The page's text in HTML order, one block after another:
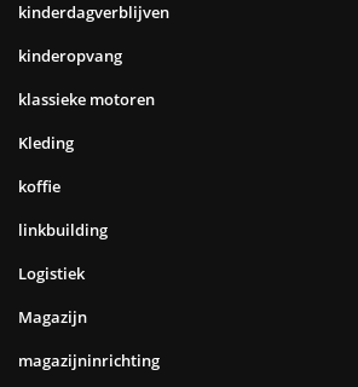
kinderdagverblijven
kinderopvang
klassieke motoren
Kleding
koffie
linkbuilding
Logistiek
Magazijn
magazijninrichting